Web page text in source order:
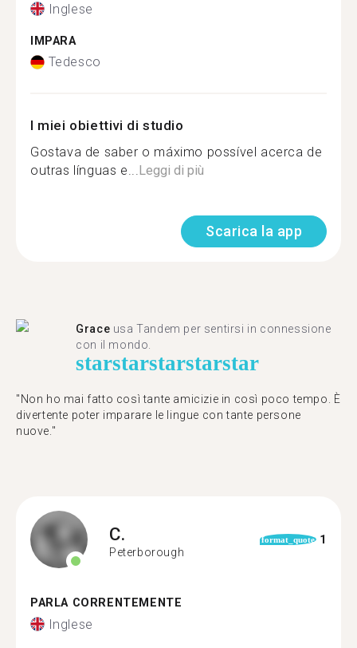
Inglese
IMPARA
Tedesco
I miei obiettivi di studio
Gostava de saber o máximo possível acerca de
outras línguas e...Leggi di più
Scarica la app
Grace usa Tandem per sentirsi in connessione
con il mondo.
starstarstarstarstar
"Non ho mai fatto così tante amicizie in così poco tempo. È
divertente poter imparare le lingue con tante persone
nuove."
C.
Peterborough
format_quote 1
PARLA CORRENTEMENTE
Inglese